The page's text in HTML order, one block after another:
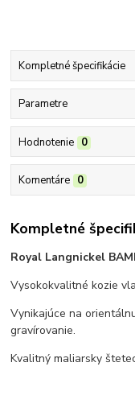
Kompletné špecifikácie
Parametre
Hodnotenie 0
Komentáre 0
Kompletné
Royal Langnickel
Vysokokvalitné kozie
Vynikajúce na
gravírovanie.
Kvalitný maliarsky